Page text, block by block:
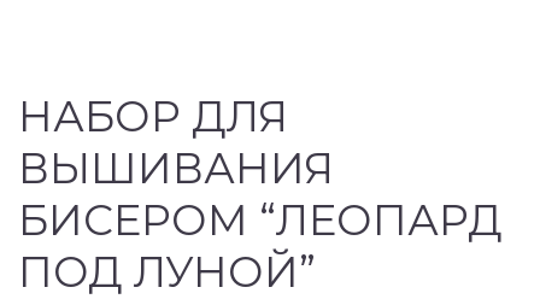
НАБОР ДЛЯ
ВЫШИВАНИЯ
БИСЕРОМ “ЛЕОПАРД
ПОД ЛУНОЙ”